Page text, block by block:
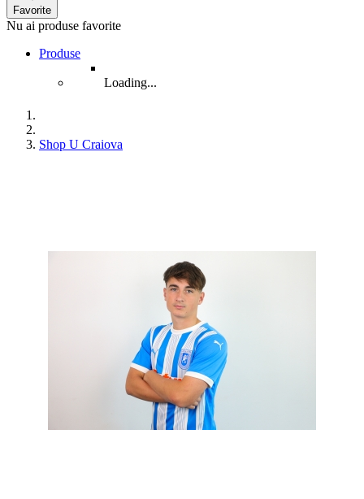
Favorite
Nu ai produse favorite
Produse
Loading...
Shop U Craiova